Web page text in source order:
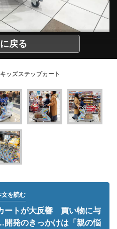
戻る
ッズステップカート
文を読む
ートが大反響 買い物に与
開発のきっかけは「親の悩